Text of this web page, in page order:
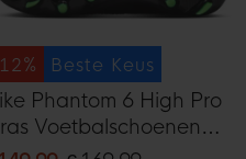
Beste Keus
Phantom 6 High Pro
Voetbalschoenen
Zwart Felgroen